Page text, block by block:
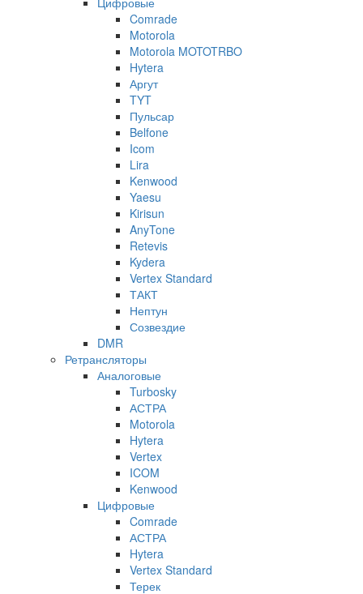
Comrade
Motorola
Motorola MOTOTRBO
Hytera
Аргут
TYT
Пульсар
Belfone
Icom
Lira
Kenwood
Yaesu
Kirisun
AnyTone
Retevis
Kydera
Vertex Standard
ТАКТ
Нептун
Созвездие
DMR
Ретрансляторы
Аналоговые
Turbosky
АСТРА
Motorola
Hytera
Vertex
ICOM
Kenwood
Цифровые
Comrade
АСТРА
Hytera
Vertex Standard
Терек